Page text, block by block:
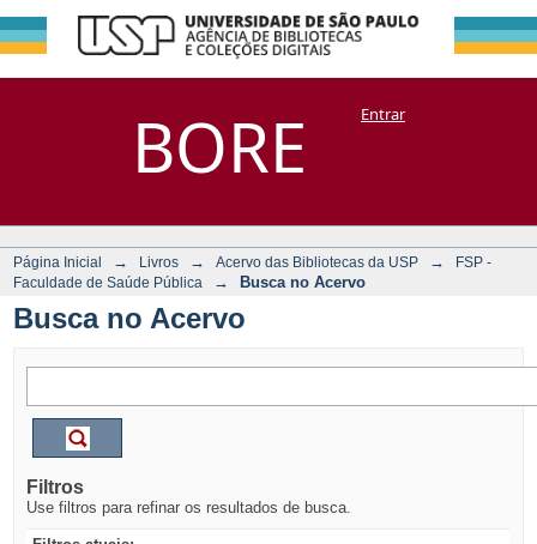
BORE
Busca no Acervo
DSpace/Manakin + CoriscoEntrar
Página Inicial → Livros → Acervo das Bibliotecas da USP →
FSP -
Faculdade de Saúde Pública
→ Busca no Acervo
Busca no Acervo
Filtros
Use filtros para refinar os resultados de busca.